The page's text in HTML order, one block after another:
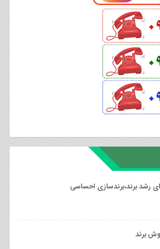
رشد برند،برندسازی احساسی
برند